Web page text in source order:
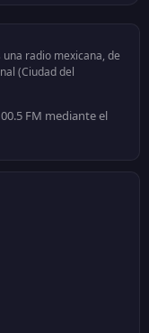
radio mexicana, de
(Ciudad del
FM mediante el